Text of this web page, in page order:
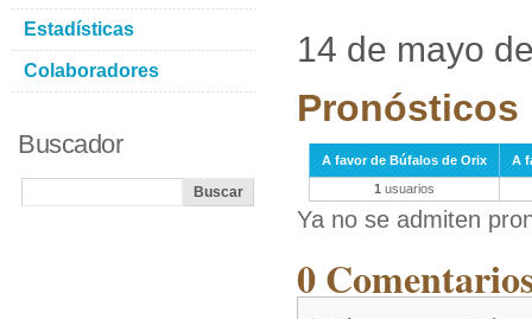
14 de mayo
Pronósticos
A favor de Búfalos de Orix
A
1 usuarios
Ya no se admiten
0
Estadísticas
Colaboradores
Buscador